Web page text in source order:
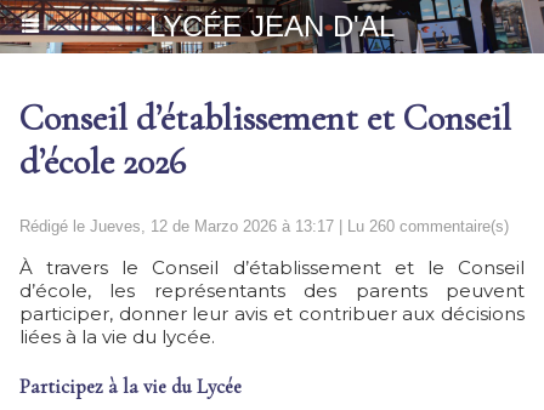
LYCÉE JEAN D'AL
Conseil d’établissement et Conseil
d’école 2026
Rédigé le Jueves, 12 de Marzo 2026 à 13:17 | Lu 260 commentaire(s)
À travers le Conseil d’établissement et le Conseil
d’école, les représentants des parents peuvent
participer, donner leur avis et contribuer aux décisions
liées à la vie du lycée.
Participez à la vie du Lycée